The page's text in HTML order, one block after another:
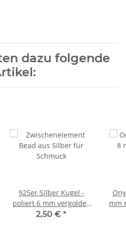
dazu folgende
925er Silber Kugel -
poliert 6 mm vergoldet,
2 Stück /3006
2,50 € *
mm